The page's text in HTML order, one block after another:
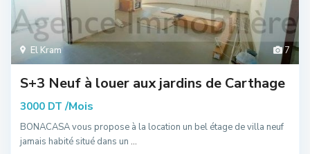
7
El Kram
S+3 Neuf à louer aux jardins de Carthage
3000 DT /Mois
BONACASA vous propose à la location un bel étage de villa neuf
jamais habité situé dans un ...